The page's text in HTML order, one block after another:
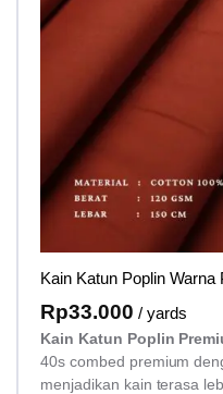
Kain Katun Poplin Warna
Rp33.000 / yards
Kain Katun Poplin
40s combed premium
menjadikan kain terasa